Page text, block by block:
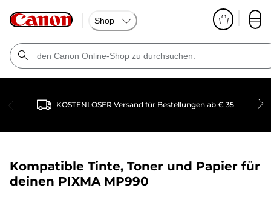
Shop
KOSTENLOSER Versand für Bestellungen ab € 35
Kompatible Tinte, Toner und Papier für
deinen PIXMA MP990